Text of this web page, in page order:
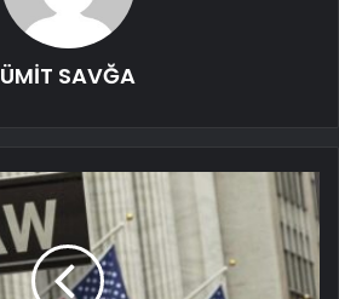
ÜMİT SAVĞA